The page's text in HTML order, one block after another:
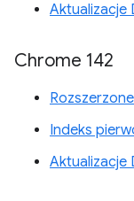
Aktualizacje
Chrome 142
Indeks
Aktualizacje